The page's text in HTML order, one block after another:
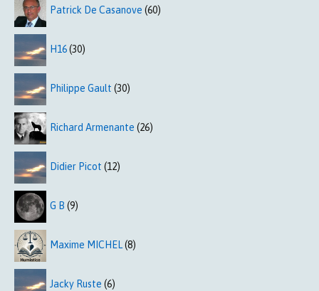
Patrick De Casanove (60)
H16(30)
Philippe Gault (30)
Richard Armenante (26)
Didier Picot (12)
G B (9)
Maxime MICHEL(8)
Jacky Ruste (6)